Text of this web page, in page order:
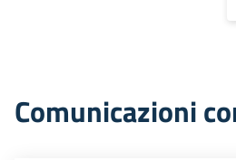
Comunicazioni